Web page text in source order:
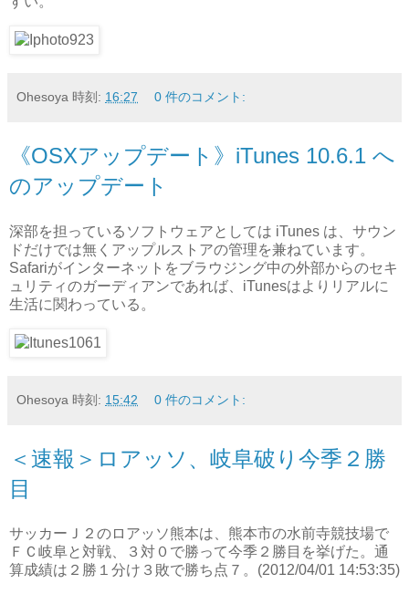
Ohesoya 時刻: 16:27 0 件のコメント:
《OSXアップデート》iTunes 10.6.1 へ
のアップデート
深部を担っているソフトウェアとしては iTunes は、サウン
ドだけでは無くアップルストアの管理を兼ねています。
Safariがインターネットをブラウジング中の外部からのセキ
ュリティのガーディアンであれば、iTunesはよりリアルに
生活に関わっている。
Ohesoya 時刻: 15:42 0 件のコメント:
＜速報＞ロアッソ、岐阜破り今季２勝
目
サッカーＪ２のロアッソ熊本は、熊本市の水前寺競技場で
ＦＣ岐阜と対戦、３対０で勝って今季２勝目を挙げた。通
算成績は２勝１分け３敗で勝ち点７。 (2012/04/01 14:53:35)